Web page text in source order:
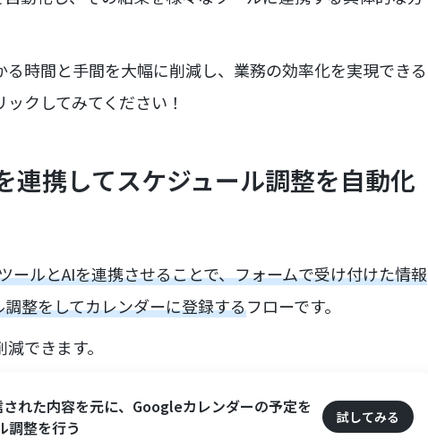
時間と手間を大幅に削減し、業務の効率化を実現できる
クしてみてください！
連携してスケジュール調整を自動化
ールとAIを連携させることで、フォームで受け付けた情報
整をしてカレンダーに登録するフローです。
できます。
れた内容を元に、Googleカレンダーの予定を
調整を行う
試してみる